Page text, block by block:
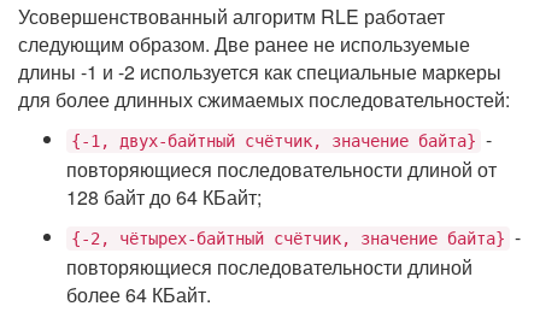
Усовершенствованный алгоритм RLE работает
следующим образом. Две ранее не используемые
длины -1 и -2 используется как специальные маркеры
для более длинных сжимаемых последовательностей:
{-1, двух-байтный счётчик, значение байта} -
повторяющиеся последовательности длиной от
128 байт до 64 КБайт;
{-2, чётырех-байтный счётчик, значение байта} -
повторяющиеся последовательности длиной
более 64 КБайт.